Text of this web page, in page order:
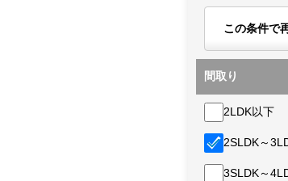
この条件で
間取り
2LDK以下
2SLDK～
3SLDK～